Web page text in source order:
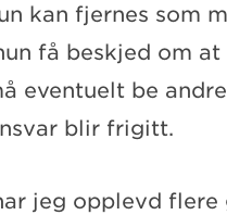
kan fjernes som
få beskjed om
eventuelt be
blir frigitt.
jeg opplevd